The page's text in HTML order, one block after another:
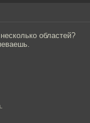
областей?